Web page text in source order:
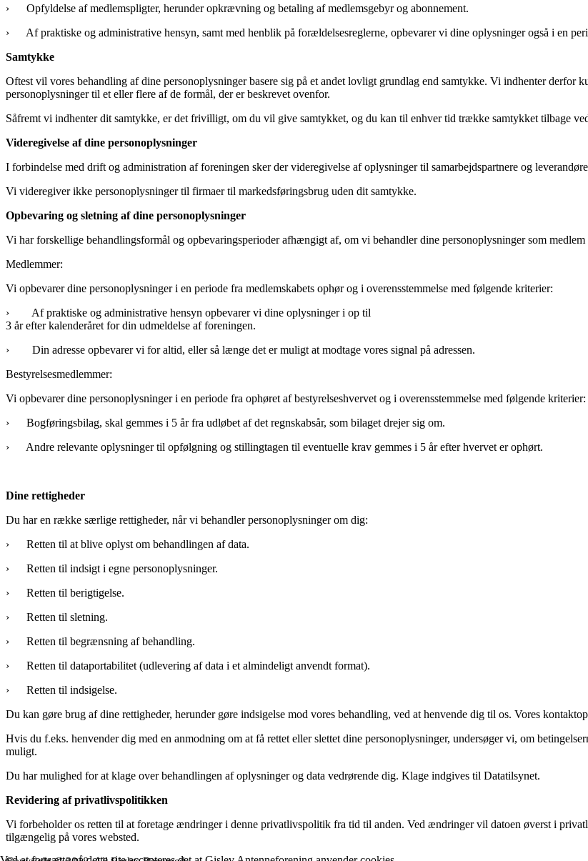
› Opfyldelse af medlemspligter, herunder opkrævning og betaling af medlemsgebyr og abonnement.
› Af praktiske og administrative hensyn, samt med henblik på forældelsesreglerne, opbevarer vi dine oplysninger også i en
Samtykke
Oftest vil vores behandling af dine personoplysninger basere sig på et andet lovligt grundlag end samtykke. Vi indhenter
personoplysninger til et eller flere af de formål, der er beskrevet ovenfor.
Såfremt vi indhenter dit samtykke, er det frivilligt, om du vil give samtykket, og du kan til enhver tid trække samtykket tilbage
Videregivelse af dine personoplysninger
I forbindelse med drift og administration af foreningen sker der videregivelse af oplysninger til samarbejdspartnere og
Vi videregiver ikke personoplysninger til firmaer til markedsføringsbrug uden dit samtykke.
Opbevaring og sletning af dine personoplysninger
Vi har forskellige behandlingsformål og opbevaringsperioder afhængigt af, om vi behandler dine personoplysninger som medlem
Medlemmer:
Vi opbevarer dine personoplysninger i en periode fra medlemskabets ophør og i overensstemmelse med følgende kriterier:
› Af praktiske og administrative hensyn opbevarer vi dine oplysninger i op til
3 år efter kalenderåret for din udmeldelse af foreningen.
› Din adresse opbevarer vi for altid, eller så længe det er muligt at modtage vores signal på adressen.
Bestyrelsesmedlemmer:
Vi opbevarer dine personoplysninger i en periode fra ophøret af bestyrelseshvervet og i overensstemmelse med følgende kriterier:
› Bogføringsbilag, skal gemmes i 5 år fra udløbet af det regnskabsår, som bilaget drejer sig om.
› Andre relevante oplysninger til opfølgning og stillingtagen til eventuelle krav gemmes i 5 år efter hvervet er ophørt.
Dine rettigheder
Du har en række særlige rettigheder, når vi behandler personoplysninger om dig:
› Retten til at blive oplyst om behandlingen af data.
› Retten til indsigt i egne personoplysninger.
› Retten til berigtigelse.
› Retten til sletning.
› Retten til begrænsning af behandling.
› Retten til dataportabilitet (udlevering af data i et almindeligt anvendt format).
› Retten til indsigelse.
Du kan gøre brug af dine rettigheder, herunder gøre indsigelse mod vores behandling, ved at henvende dig til os. Vores
Hvis du f.eks. henvender dig med en anmodning om at få rettet eller slettet dine personoplysninger, undersøger vi, om
muligt.
Du har mulighed for at klage over behandlingen af oplysninger og data vedrørende dig. Klage indgives til Datatilsynet.
Revidering af privatlivspolitikken
Vi forbeholder os retten til at foretage ændringer i denne privatlivspolitik fra tid til anden. Ved ændringer vil datoen øverst i
tilgængelig på vores websted.